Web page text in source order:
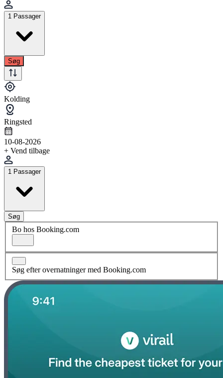
1 Passager
Søg
Kolding
Ringsted
10-08-2026
+ Vend tilbage
1 Passager
Søg
Bo hos Booking.com
Søg efter overnatninger med Booking.com